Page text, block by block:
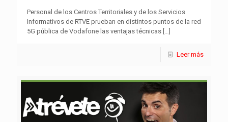
Personal de los Centros Territoriales y de los Servicios
Informativos de RTVE prueban en distintos puntos de la red
5G pública de Vodafone las ventajas técnicas […]
Leer más